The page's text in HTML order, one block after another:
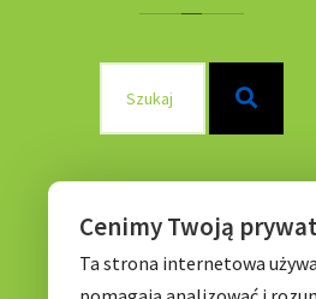
Szukaj
Cenimy Twoją
Ta strona internetowa